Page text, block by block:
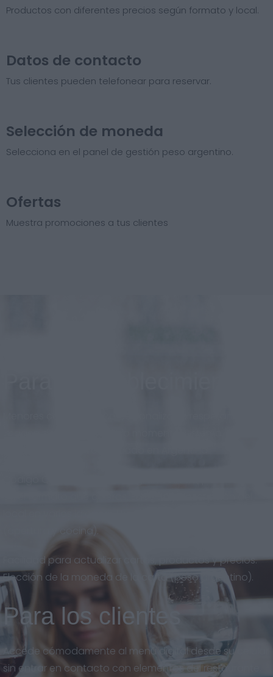
Productos con diferentes precios según formato y local.
Datos de contacto
Tus clientes pueden telefonear para reservar.
Selección de moneda
Selecciona en el panel de gestión peso argentino.
Ofertas
Muestra promociones a tus clientes
(apertura y cocina).
Facilidad para actualizar cartas, productos y precios.
Elección de la moneda de la carta (peso argentino).
Para los clientes
Accede cómodamente al menú digital desde su celular
sin entrar en contacto con elementos del restaurante.